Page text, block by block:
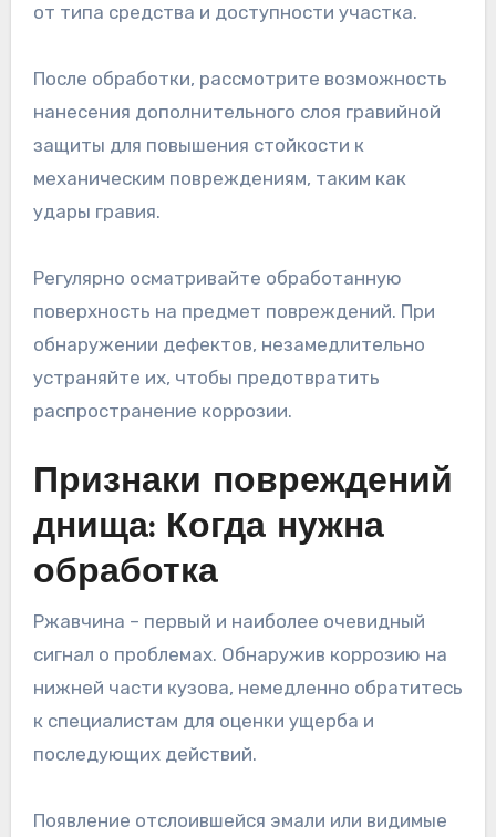
от типа средства и доступности участка.
После обработки, рассмотрите возможность
нанесения дополнительного слоя гравийной
защиты для повышения стойкости к
механическим повреждениям, таким как
удары гравия.
Регулярно осматривайте обработанную
поверхность на предмет повреждений. При
обнаружении дефектов, незамедлительно
устраняйте их, чтобы предотвратить
распространение коррозии.
Признаки повреждений
днища: Когда нужна
обработка
Ржавчина – первый и наиболее очевидный
сигнал о проблемах. Обнаружив коррозию на
нижней части кузова, немедленно обратитесь
к специалистам для оценки ущерба и
последующих действий.
Появление отслоившейся эмали или видимые